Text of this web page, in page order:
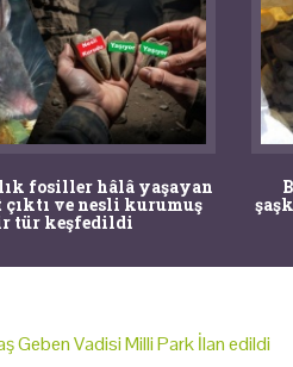
fosiller hâlâ yaşayan
ve nesli kurumuş
tür keşfedildi
Geben Vadisi Milli Park İlan edildi